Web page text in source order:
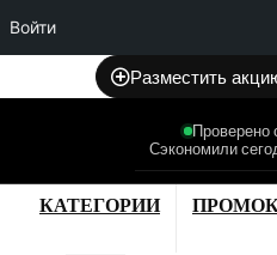
Войти
Разместить
Проверено
Сэкономили
КАТЕГОРИИ